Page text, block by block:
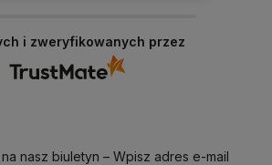
i zweryfikowanych przez
nasz biuletyn – Wpisz adres e-mail